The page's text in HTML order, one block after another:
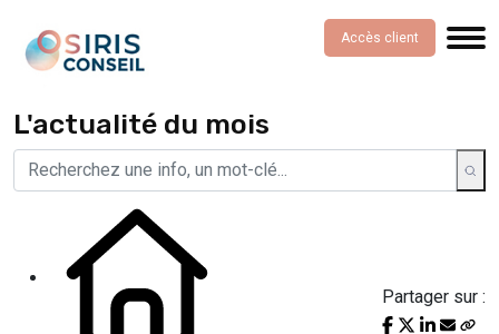
Accès client
L'actualité du mois
Partager sur :